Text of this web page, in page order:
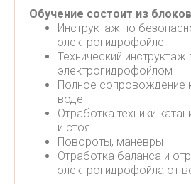
Обучение состоит из
Инструктаж по
электрогидрофойле
Технический
электрогидрофойлом
Полное сопровождение
воде
Отработка техники
и стоя
Повороты, маневры
Отработка баланса и
электрогидрофойла от